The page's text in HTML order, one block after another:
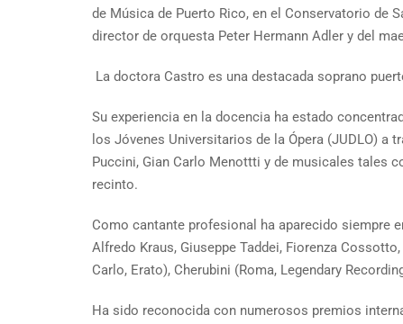
de Música de Puerto Rico, en el Conservatorio de
director de orquesta Peter Hermann Adler y del
La doctora Castro es una destacada soprano
Su experiencia en la docencia ha estado
los Jóvenes Universitarios de la Ópera (JUDLO)
Puccini, Gian Carlo Menottti y de musicales tales
recinto.
Como cantante profesional ha aparecido siempre
Alfredo Kraus, Giuseppe Taddei, Fiorenza
Carlo, Erato), Cherubini (Roma, Legendary
Ha sido reconocida con numerosos premios